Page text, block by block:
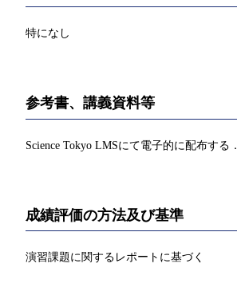
特になし
参考書、講義資料等
Science Tokyo LMSにて電子的に配布する．
成績評価の方法及び基準
演習課題に関するレポートに基づく